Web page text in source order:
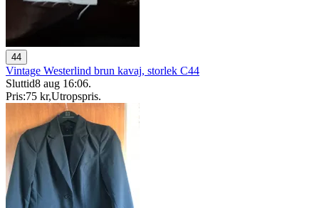
44
Vintage Westerlind brun kavaj, storlek C44
Sluttid8 aug 16:06.
Pris:75 kr,Utropspris.